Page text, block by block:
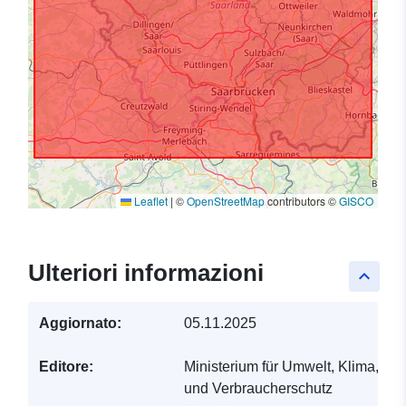
Leaflet | ©OpenStreetMapcontributors ©GISCO
keyboard_arrow_up
Ulteriori informazioni
Aggiornato: 05.11.2025
Editore:
Ministerium für Umwelt, Klima,
und Verbraucherschutz